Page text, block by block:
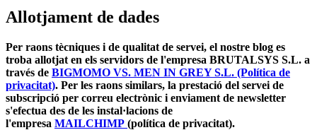
Allotjament de dades
Per raons tècniques i de qualitat de servei, el nostre blog es
troba allotjat en els servidors de l'empresa BRUTALSYS S.L. a
través de BIGMOMO VS. MEN IN GREY S.L. (Política de
privacitat). Per les raons similars, la prestació del servei de
subscripció per correu electrònic i enviament de newsletter
s'efectua des de les instal·lacions de
l'empresa MAILCHIMP (política de privacitat).